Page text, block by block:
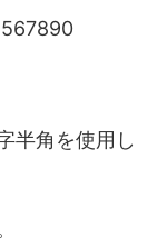
半角を使用し